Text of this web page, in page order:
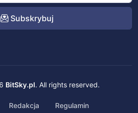
Subskrybuj
BitSky.pl. All rights reserved.
Redakcja Regulamin